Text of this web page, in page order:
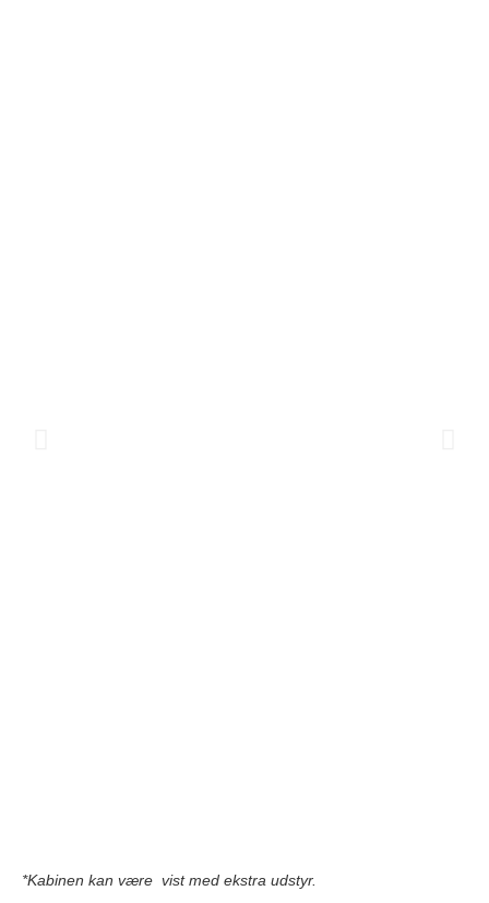
*Kabinen kan være vist med ekstra udstyr.